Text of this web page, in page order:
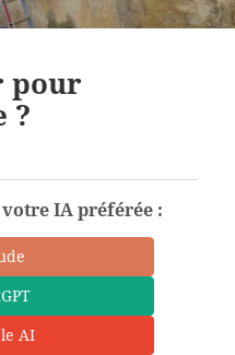
pour
?
IA préférée :
AI